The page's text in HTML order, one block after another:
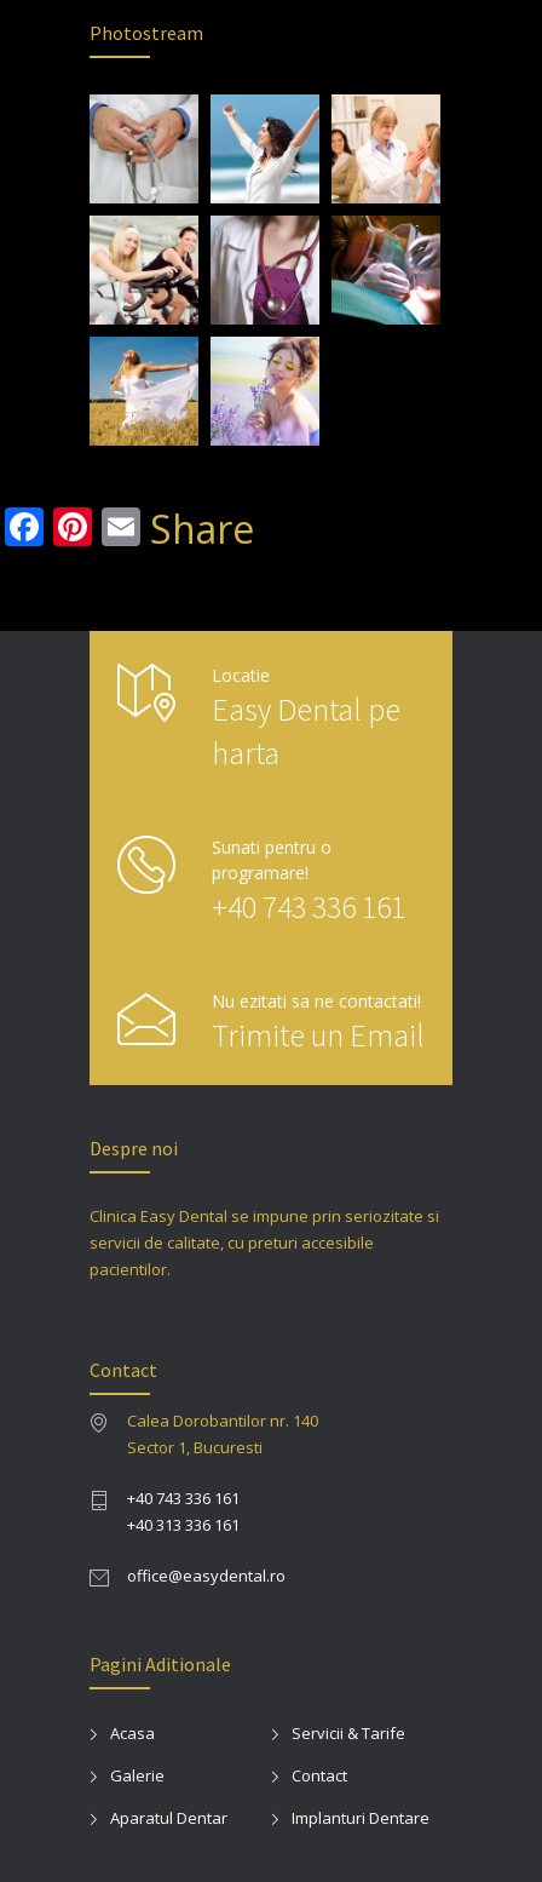
Photostream
Facebook
Pinterest
Email
Share
Locatie
Easy Dental pe
harta
Sunati pentru o
programare!
+40 743 336 161
Nu ezitati sa ne contactati!
Trimite un Email
Despre noi
Clinica Easy Dental se impune prin seriozitate si
servicii de calitate, cu preturi accesibile
pacientilor.
Contact
Calea Dorobantilor nr. 140
Sector 1, Bucuresti
+40 743 336 161
+40 313 336 161
office@easydental.ro
Pagini Aditionale
Acasa
Servicii & Tarife
Galerie
Contact
Aparatul Dentar
Implanturi Dentare